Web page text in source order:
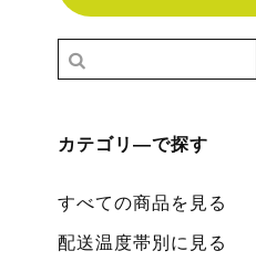
カテゴリ―で探す
すべての商品を見る
配送温度帯別に見る